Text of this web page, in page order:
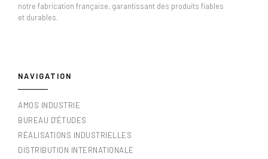
notre fabrication française, garantissant des produits fiables
et durables.
NAVIGATION
AMOS INDUSTRIE
BUREAU D'ÉTUDES
RÉALISATIONS INDUSTRIELLES
DISTRIBUTION INTERNATIONALE